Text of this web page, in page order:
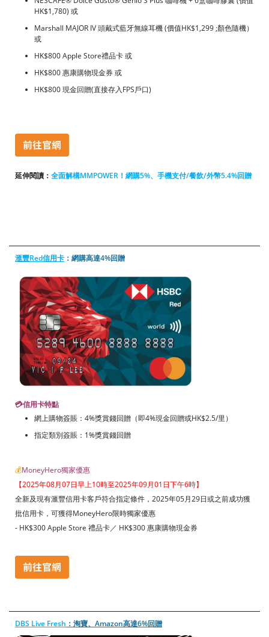
HK$1,780) 或
Marshall MAJOR IV 頭戴式藍牙無線耳機 (價值HK$1,299 ;顏色隨機）
或
HK$800 Apple Store禮品卡 或
HK$800 惠康購物現金券 或
HK$800 現金回贈(直接存入FPS戶口)
延伸閱讀： 全面解構MMPOWER！網購5%、手機支付/餐飲/外幣5.4%回贈
滙豐Red信用卡 ：網購高達4%回贈
💳信用卡特點
網上購物簽賬：4%獎賞錢回贈（即4%現金回贈或HK$2.5/里）
指定類別簽賬：1%獎賞錢回贈
💰MoneyHero獨家優惠
【2025年08月07日早上10時至2025年09月01日下午6時】
全新及現有滙豐信用卡客戶符合指定條件，2025年05月29日或之前成功獲
批信用卡，可獲得MoneyHero限時獨家優惠
- HK$300 Apple Store 禮品卡／ HK$300 惠康購物現金券
DBS Live Fresh ：淘寶、Amazon高達6%回贈